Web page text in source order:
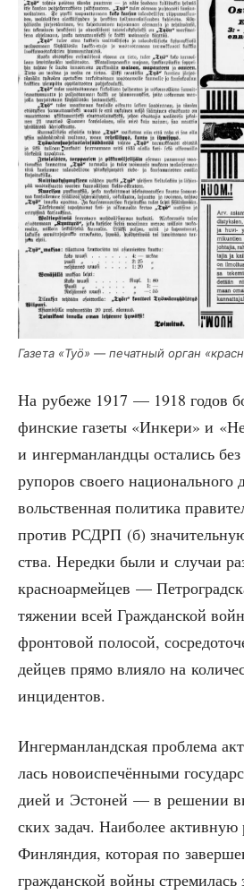
Газе­та «Työ» — печат­ный орган
На рубе­же 1917 — 1918 годов
фин­ские газе­ты «Инке­ри» и
и ингер­ман­ланд­цы оста­лись
рупо­ров сво­е­го
воль­ствен­ная поли­ти­ка
про­тив РСДРП (б)
ства. Неред­ки были и слу­чаи
крас­но­ар­мей­цев —
тя­же­нии всей Граж­дан­ской
фрон­то­вой поло­сой,
дей­цев пря­мо вли­я­ло на
инцидентов.
Ингер­ман­ланд­ская про­бле­ма
лась ново­ис­пе­чён­ны­ми
ди­ей и Эсто­ней — в реше­нии
ских задач. Наи­бо­лее актив­ную
Фин­лян­дия, кото­рая по
граж­дан­ской вой­ны